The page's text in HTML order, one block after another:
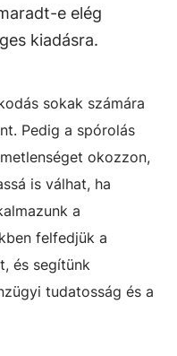
e elég
kiadásra.
sokak számára
Pedig a spórolás
okozzon,
is válhat, ha
a
felfedjük a
és segítünk
tudatosság és a